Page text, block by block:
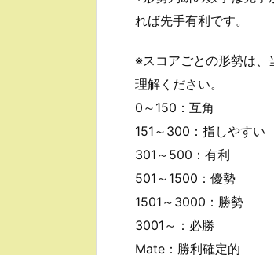
れば先手有利です。
※スコアごとの形勢は
理解ください。
0～150：互角
151～300：指しやすい
301～500：有利
501～1500：優勢
1501～3000：勝勢
3001～：必勝
Mate：勝利確定的